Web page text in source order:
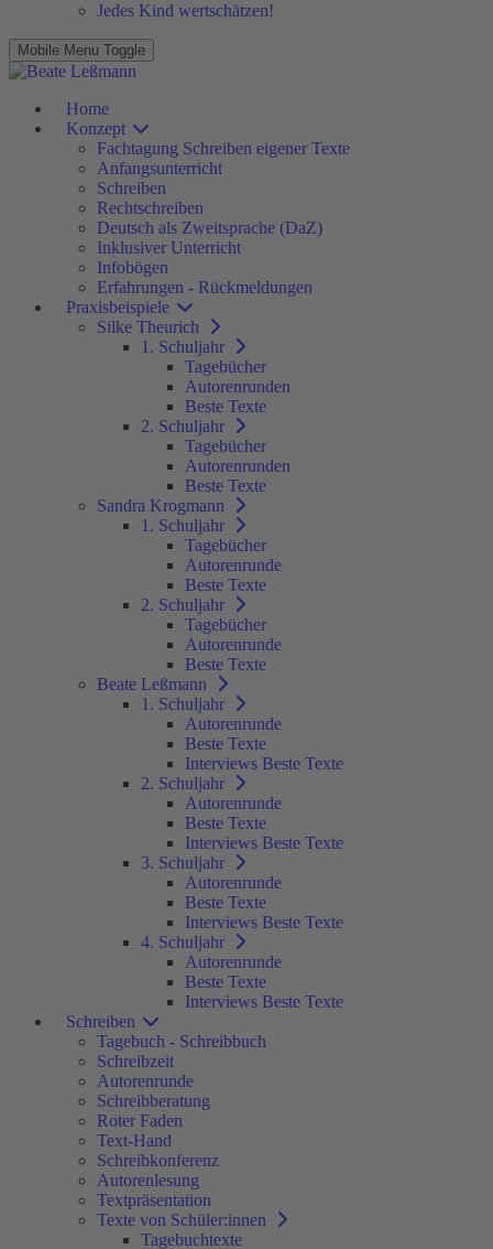
Jedes Kind wertschätzen!
Mobile Menu Toggle
Home
Konzept
Fachtagung Schreiben eigener Texte
Anfangsunterricht
Schreiben
Rechtschreiben
Deutsch als Zweitsprache (DaZ)
Inklusiver Unterricht
Infobögen
Erfahrungen - Rückmeldungen
Praxisbeispiele
Silke Theurich
1. Schuljahr
Tagebücher
Autorenrunden
Beste Texte
2. Schuljahr
Tagebücher
Autorenrunden
Beste Texte
Sandra Krogmann
1. Schuljahr
Tagebücher
Autorenrunde
Beste Texte
2. Schuljahr
Tagebücher
Autorenrunde
Beste Texte
Beate Leßmann
1. Schuljahr
Autorenrunde
Beste Texte
Interviews Beste Texte
2. Schuljahr
Autorenrunde
Beste Texte
Interviews Beste Texte
3. Schuljahr
Autorenrunde
Beste Texte
Interviews Beste Texte
4. Schuljahr
Autorenrunde
Beste Texte
Interviews Beste Texte
Schreiben
Tagebuch - Schreibbuch
Schreibzeit
Autorenrunde
Schreibberatung
Roter Faden
Text-Hand
Schreibkonferenz
Autorenlesung
Textpräsentation
Texte von Schüler:innen
Tagebuchtexte